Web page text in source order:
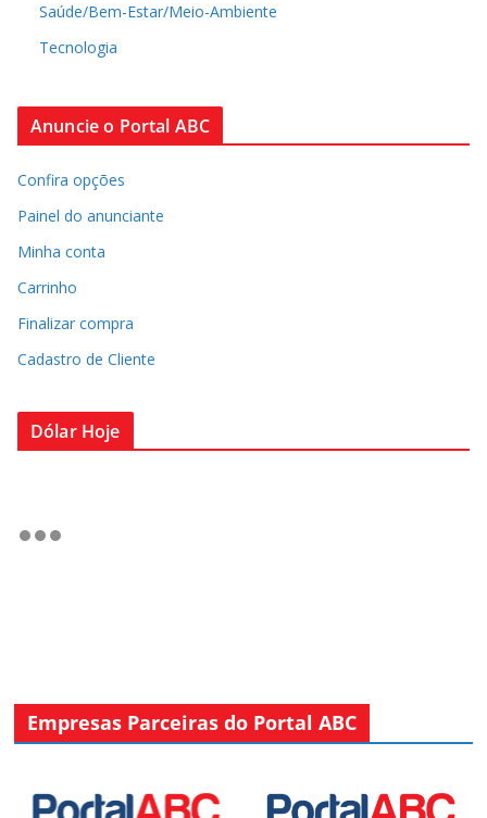
Saúde/Bem-Estar/Meio-Ambiente
Tecnologia
Anuncie o Portal ABC
Confira opções
Painel do anunciante
Minha conta
Carrinho
Finalizar compra
Cadastro de Cliente
Dólar Hoje
Empresas Parceiras do Portal ABC